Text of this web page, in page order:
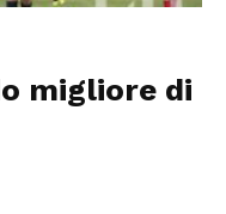
migliore di